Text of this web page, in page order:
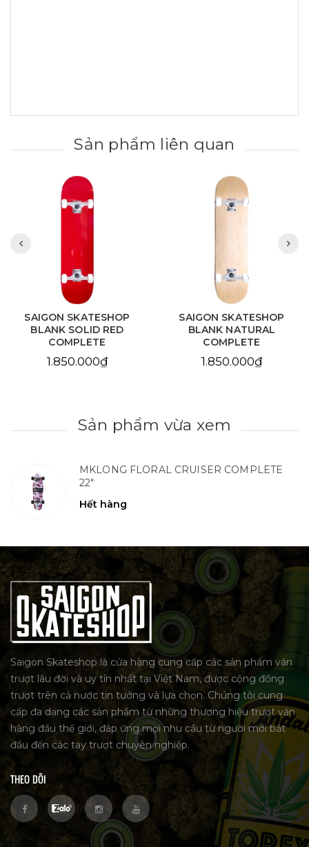
Sản phẩm liên quan
SAIGON SKATESHOP
BLANK SOLID RED
COMPLETE
1.850.000₫
SAIGON SKATESHOP
BLANK NATURAL
COMPLETE
1.850.000₫
Sản phẩm vừa xem
MKLONG FLORAL CRUISER COMPLETE
22"
Hết hàng
Saigon Skateshop là cửa hàng cung cấp các sản phẩm ván
trượt lâu đời và uy tín nhất tại Việt Nam, được cộng đồng
trượt trên cả nước tin tưởng và lựa chọn. Chúng tôi cung
cấp đa dạng các sản phẩm từ những thương hiệu trượt ván
hàng đầu thế giới, đáp ứng mọi nhu cầu từ người mới bắt
đầu đến các tay trượt chuyên nghiệp.
THEO DÕI